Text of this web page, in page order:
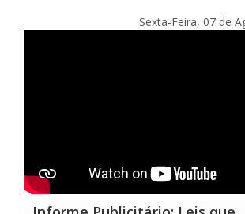
Sexta-Feira, 07 de